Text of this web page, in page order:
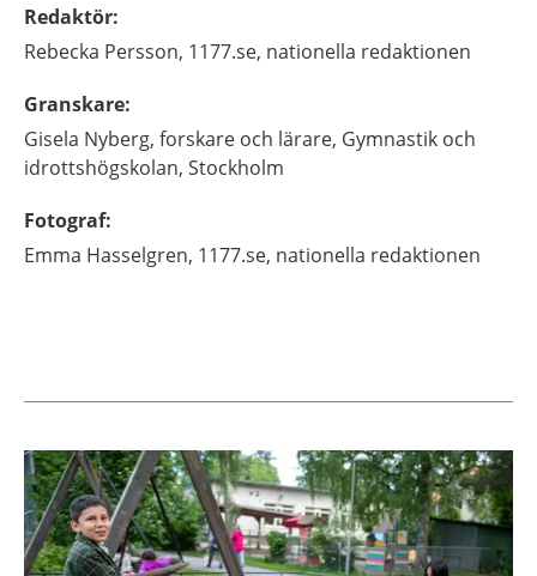
Redaktör:
Rebecka Persson, 1177.se, nationella redaktionen
Granskare:
Gisela Nyberg, forskare och lärare, Gymnastik och
idrottshögskolan, Stockholm
Fotograf:
Emma Hasselgren, 1177.se, nationella redaktionen
Aktuella artiklar